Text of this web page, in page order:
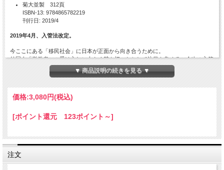
菊大並製 312頁
ISBN-13: 9784865782219
刊行日: 2019/4
2019年4月、入管法改定。
今ここにある「移民社会」に日本が正面から向き合うために。
外国人「労働者」の受け入れに大きく舵を切ったとして注目を集める、今次の入管
法改定。しかし日本社会はすでに、多様なルーツをもつ「人」が共に暮らす「移民
社会」でもある。労働、国籍、市民権、社会保障、教育、言語など、単なる「労働
力」「人材」ではなく、「人」として生きるなかで不可避の論点について、制度と
じた、真の「多文化共生」への必携の論集！
〈座談会〉開かれた移民社会へ
石原進＋鈴木江理子＋棚原恵子＋藤巻秀樹＋宮島喬（コーディネーター）
▼ 商品説明の続きを見る ▼
価格:3,080円(税込)
[ポイント還元 123ポイント～]
注文